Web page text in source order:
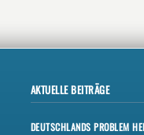
AKTUELLE BEITRÄGE
DEUTSCHLANDS PROBLEM